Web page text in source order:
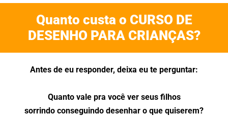
Quanto custa o CURSO DE
DESENHO PARA CRIANÇAS?
Antes de eu responder, deixa eu te perguntar:
Quanto vale pra vocêver seus filhos
sorrindo conseguindo desenhar o que quiserem?